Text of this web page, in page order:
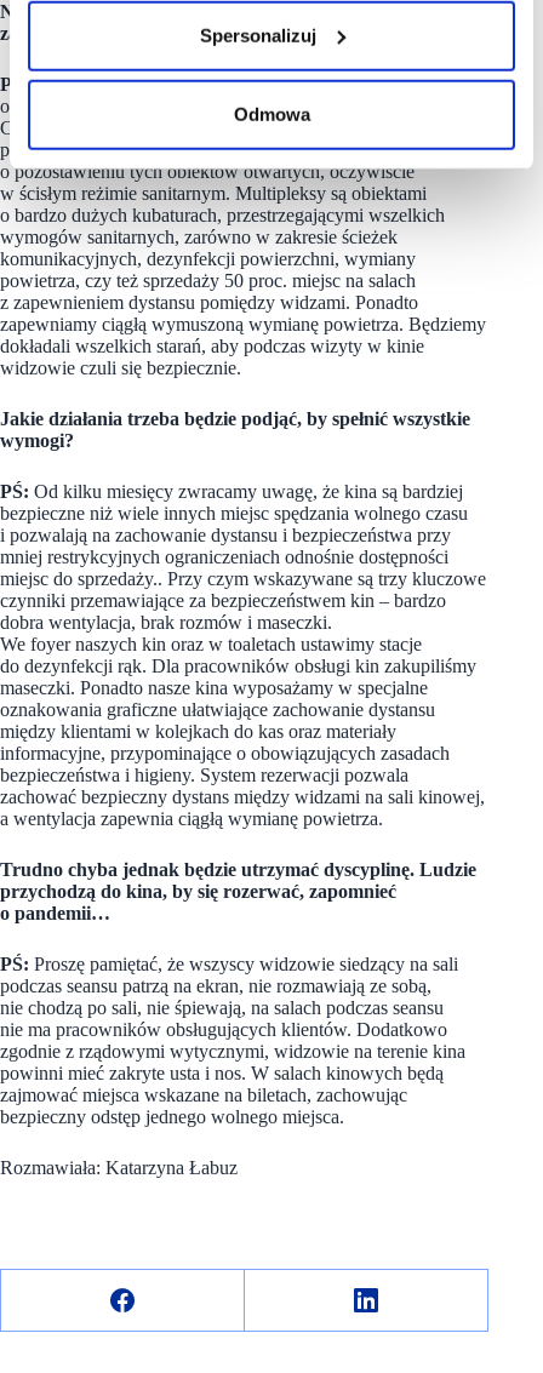
Spersonalizuj
Odmowa
Niebawem do kin ruszą pierwsi klienci. Jesteście w stanie
zapewnić im bezpieczeństwo sanitarne?
PŚ:Kina, podobnie jak teatry i muzea, z uwagi na specyfikę
organizacji i działalności, są w kontekście transmisji wirusa
Covid-19 jednymi z bezpieczniejszych miejsc odwiedzanych
przez społeczeństwo, co potwierdza decyzja Rządu
o pozostawieniu tych obiektów otwartych, oczywiście
w ścisłym reżimie sanitarnym. Multipleksy są obiektami
o bardzo dużych kubaturach, przestrzegającymi wszelkich
wymogów sanitarnych, zarówno w zakresie ścieżek
komunikacyjnych, dezynfekcji powierzchni, wymiany
powietrza, czy też sprzedaży 50 proc. miejsc na salach
z zapewnieniem dystansu pomiędzy widzami. Ponadto
zapewniamy ciągłą wymuszoną wymianę powietrza. Będziemy
dokładali wszelkich starań, aby podczas wizyty w kinie
widzowie czuli się bezpiecznie.
Jakie działania trzeba będzie podjąć, by spełnić wszystkie
wymogi?
PŚ: Od kilku miesięcy zwracamy uwagę, że kina są bardziej
bezpieczne niż wiele innych miejsc spędzania wolnego czasu
i pozwalają na zachowanie dystansu i bezpieczeństwa przy
mniej restrykcyjnych ograniczeniach odnośnie dostępności
miejsc do sprzedaży.. Przy czym wskazywane są trzy kluczowe
czynniki przemawiające za bezpieczeństwem kin – bardzo
dobra wentylacja, brak rozmów i maseczki.
We foyer naszych kin oraz w toaletach ustawimy stacje
do dezynfekcji rąk. Dla pracowników obsługi kin zakupiliśmy
maseczki. Ponadto nasze kina wyposażamy w specjalne
oznakowania graficzne ułatwiające zachowanie dystansu
między klientami w kolejkach do kas oraz materiały
informacyjne, przypominające o obowiązujących zasadach
bezpieczeństwa i higieny. System rezerwacji pozwala
zachować bezpieczny dystans między widzami na sali kinowej,
a wentylacja zapewnia ciągłą wymianę powietrza.
Trudno chyba jednak będzie utrzymać dyscyplinę. Ludzie
przychodzą do kina, by się rozerwać, zapomnieć
o pandemii…
PŚ: Proszę pamiętać, że wszyscy widzowie siedzący na sali
podczas seansu patrzą na ekran, nie rozmawiają ze sobą,
nie chodzą po sali, nie śpiewają, na salach podczas seansu
nie ma pracowników obsługujących klientów. Dodatkowo
zgodnie z rządowymi wytycznymi, widzowie na terenie kina
powinni mieć zakryte usta i nos. W salach kinowych będą
zajmować miejsca wskazane na biletach, zachowując
bezpieczny odstęp jednego wolnego miejsca.
Rozmawiała: Katarzyna Łabuz